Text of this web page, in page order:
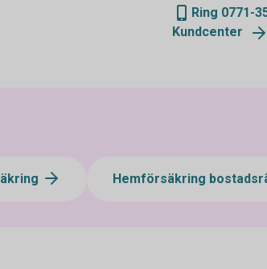
Ring 0771-
Kundcenter
Hemförsäkring